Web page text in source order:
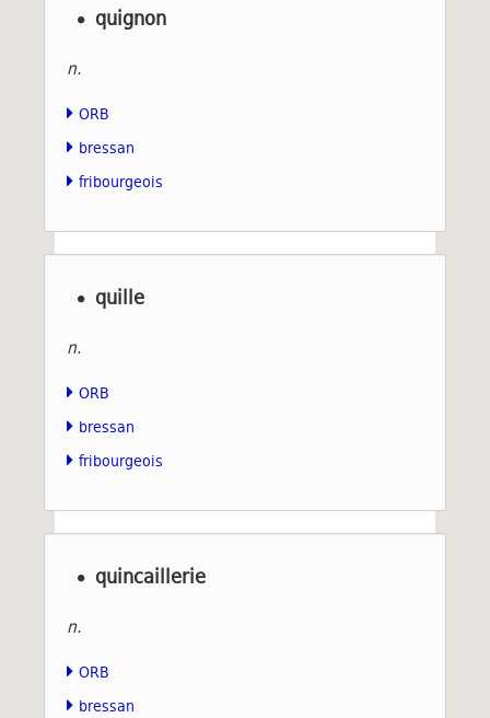
quignon
n.
ORB
bressan
fribourgeois
quille
n.
ORB
bressan
fribourgeois
quincaillerie
n.
ORB
bressan